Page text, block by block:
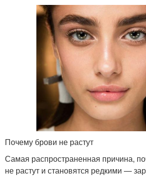
Почему брови не растут
Самая распространенная причина,
не растут и становятся редкими —